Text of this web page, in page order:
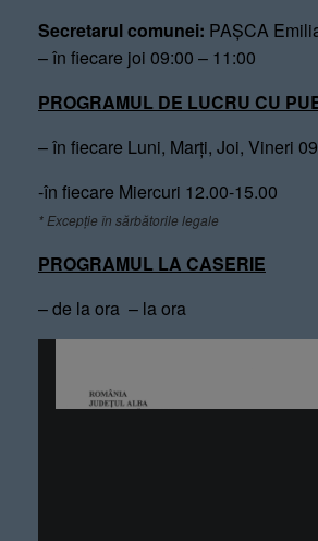
Secretarul comunei: PAȘCA
– în fiecare joi 09:00 – 11:00
PROGRAMUL DE LUCRU CU
– în fiecare Luni, Marți, Joi, Vineri
-în fiecare Miercuri 12.00-15.00
* Excepție în sărbătorile legale
PROGRAMUL LA CASERIE
– de la ora – la ora